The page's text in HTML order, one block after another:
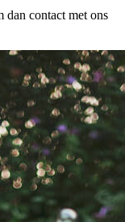
dan contact met ons